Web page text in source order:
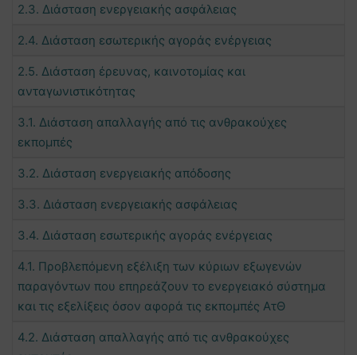
2.3. Διάσταση ενεργειακής ασφάλειας
2.4. Διάσταση εσωτερικής αγοράς ενέργειας
2.5. Διάσταση έρευνας, καινοτομίας και
ανταγωνιστικότητας
3.1. Διάσταση απαλλαγής από τις ανθρακούχες
εκπομπές
3.2. Διάσταση ενεργειακής απόδοσης
3.3. Διάσταση ενεργειακής ασφάλειας
3.4. Διάσταση εσωτερικής αγοράς ενέργειας
4.1. Προβλεπόμενη εξέλιξη των κύριων εξωγενών
παραγόντων που επηρεάζουν το ενεργειακό σύστημα
και τις εξελίξεις όσον αφορά τις εκπομπές ΑτΘ
4.2. Διάσταση απαλλαγής από τις ανθρακούχες